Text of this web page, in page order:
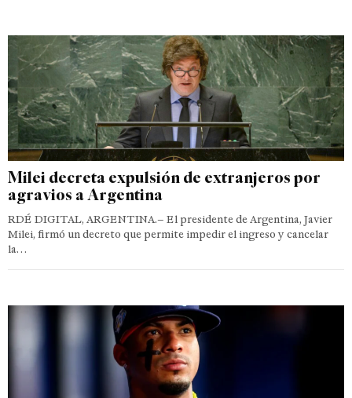
Milei decreta expulsión de extranjeros por
agravios a Argentina
RDÉ DIGITAL, ARGENTINA.– El presidente de Argentina, Javier
Milei, firmó un decreto que permite impedir el ingreso y cancelar
la…